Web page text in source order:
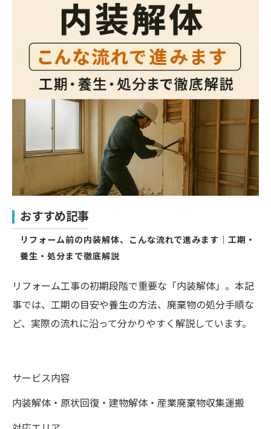
おすすめ記事
リフォーム前の内装解体、こんな流れで進みます｜工期・
養生・処分まで徹底解説
リフォーム工事の初期段階で重要な「内装解体」。本記
事では、工期の目安や養生の方法、廃棄物の処分手順な
ど、実際の流れに沿って分かりやすく解説しています。
サービス内容
内装解体・原状回復・建物解体・産業廃棄物収集運搬